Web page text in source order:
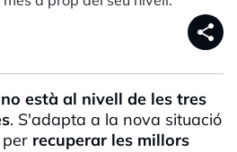
share
no està al nivell de les tres
. S'adapta a la nova situació
recuperar les millors